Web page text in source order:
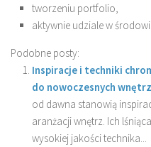
tworzeniu portfolio,
aktywnie udziale w
Podobne posty:
Inspiracje i techniki
do nowoczesnych wnętrz
od dawna stanowią
aranżacji wnętrz. Ich
wysokiej jakości technika...